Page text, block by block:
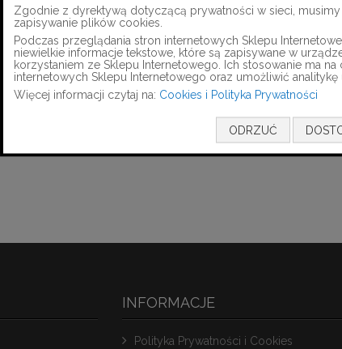
Zgodnie z dyrektywą dotyczącą prywatności w sieci,
zapisywanie plików cookies.
Podczas przeglądania stron internetowych Sklepu
niewielkie informacje tekstowe, które są zapisywane w
korzystaniem ze Sklepu Internetowego. Ich stosowanie ma na
internetowych Sklepu Internetowego oraz umożliwić analitykę
Więcej informacji czytaj na: Cookies i Polityka Prywatności
ODRZUĆ
INFORMACJE
Polityka Prywatności i Cookies